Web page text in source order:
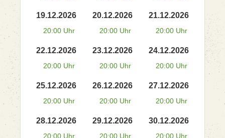
19.12.2026
20:00 Uhr
20.12.2026
20:00 Uhr
21.12.2026
20:00 Uhr
22.12.2026
20:00 Uhr
23.12.2026
20:00 Uhr
24.12.2026
20:00 Uhr
25.12.2026
20:00 Uhr
26.12.2026
20:00 Uhr
27.12.2026
20:00 Uhr
28.12.2026
20:00 Uhr
29.12.2026
20:00 Uhr
30.12.2026
20:00 Uhr